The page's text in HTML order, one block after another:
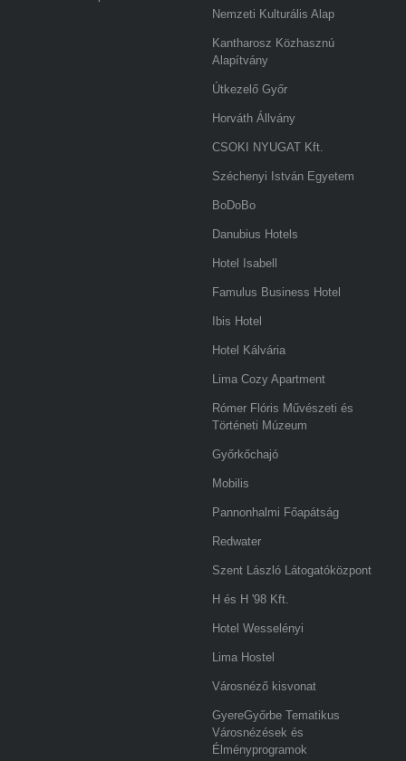
Nemzeti Kulturális Alap
Kantharosz Közhasznú
Alapítvány
Útkezelő Győr
Horváth Állvány
CSOKI NYUGAT Kft.
Széchenyi István Egyetem
BoDoBo
Danubius Hotels
Hotel Isabell
Famulus Business Hotel
Ibis Hotel
Hotel Kálvária
Lima Cozy Apartment
Rómer Flóris Művészeti és
Történeti Múzeum
Győrkőchajó
Mobilis
Pannonhalmi Főapátság
Redwater
Szent László Látogatóközpont
H és H '98 Kft.
Hotel Wesselényi
Lima Hostel
Városnéző kisvonat
GyereGyőrbe Tematikus
Városnézések és
Élményprogramok